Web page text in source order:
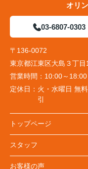
オリ
03-6807-0303
〒136-0072
東京都江東区大島３丁
営業時間： 10:00～18:00
定休日： 火・水曜日 無
引
トップページ
スタッフ
お客様の声